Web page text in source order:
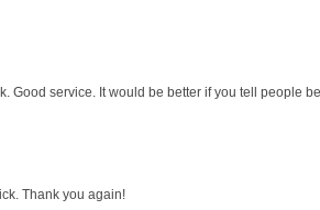
Good service. It would be better if you tell people
Thank you again!